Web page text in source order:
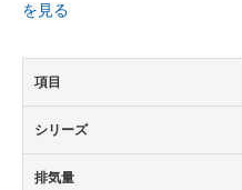
を見る
項目
シリーズ
排気量